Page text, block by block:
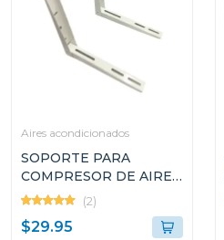
Aires acondicionados
SOPORTE PARA
COMPRESOR DE AIRE
ACONDICIONADO DE
9000 A 36000 BTU
NW203
(2)
$29.95